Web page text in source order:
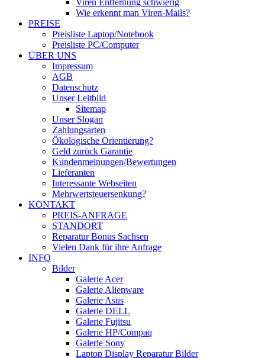
Wie erkennt man Viren-Mails?
PREISE
Preisliste Laptop/Notebook
Preisliste PC/Computer
ÜBER UNS
Impressum
AGB
Datenschutz
Unser Leitbild
Sitemap
Unser Slogan
Zahlungsarten
Ökologische Orientierung?
Geld zurück Garantie
Kundenmeinungen/Bewertungen
Lieferanten
Interessante Webseiten
Mehrwertsteuersenkung?
KONTAKT
PREIS-ANFRAGE
STANDORT
Reparatur Bonus Sachsen
Vielen Dank für ihre Anfrage
INFO
Bilder
Galerie Acer
Galerie Alienware
Galerie Asus
Galerie DELL
Galerie Fujitsu
Galerie HP/Compaq
Galerie Sony
Laptop Display Reparatur Bilder